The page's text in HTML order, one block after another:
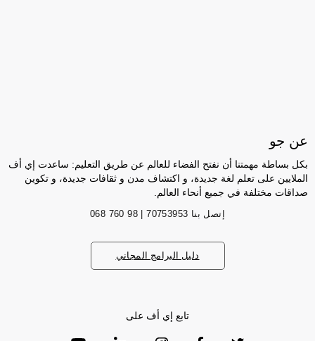
عن جو
بكل بساطة مهمتنا أن نفتح الفضاء للعالم عن طريق التعليم: ساعدت إي أف
الملايين على تعلم لغة جديدة، و اكتشاف مدن و ثقافات جديدة، و تكوين
صداقات مختلفة في جميع أنحاء العالم.
إتصل بنا 70753953 | 98 760 068
دليل البرامج المجاني
تابع إي أف على